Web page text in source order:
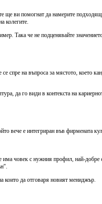
ще ви помогнат да намерите
колегите.
Така че не подценявайте
спре на въпроса за мястото, което
да го види в контекста на
вече е интегриран във фирмената
човек с нужния профил, най-добре
които да отговаря новият мениджър.